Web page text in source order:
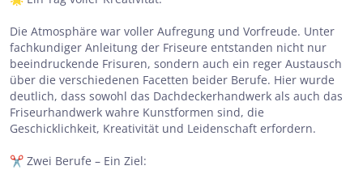
Die Atmosphäre war voller Aufregung und Vorfreude. Unter
fachkundiger Anleitung der Friseure entstanden nicht nur
beeindruckende Frisuren, sondern auch ein reger Austausch
über die verschiedenen Facetten beider Berufe. Hier wurde
deutlich, dass sowohl das Dachdeckerhandwerk als auch das
Friseurhandwerk wahre Kunstformen sind, die
Geschicklichkeit, Kreativität und Leidenschaft erfordern.
✂️ Zwei Berufe – Ein Ziel: